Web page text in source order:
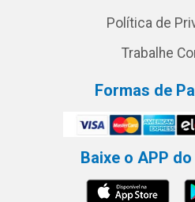
Política de
Trabalhe
Formas de
Baixe o APP